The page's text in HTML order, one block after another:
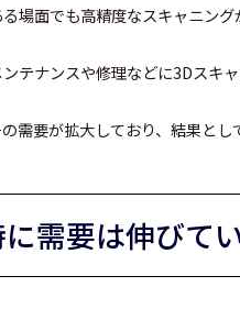
場面でも高精度なスキャニング
テナンスや修理などに3Dスキャ
需要が拡大しており、結果と
需要は伸びて